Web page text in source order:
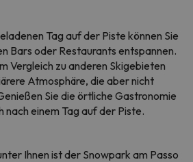
Tag auf der Piste können Sie
Bars oder Restaurants entspannen.
Vergleich zu anderen Skigebieten
Atmosphäre, die aber nicht
Sie die örtliche Gastronomie
nach einem Tag auf der Piste.
Ihnen ist der Snowpark am Passo